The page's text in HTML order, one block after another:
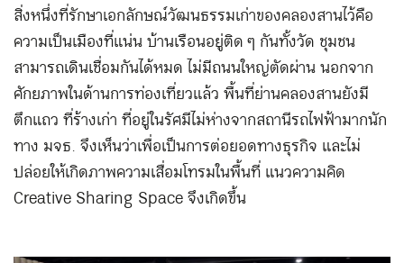
สิ่งหนึ่งที่รักษาเอกลักษณ์วัฒนธรรมเก่าของคลองสานไว้คือ
ความเป็นเมืองที่แน่น บ้านเรือนอยู่ติด ๆ กันทั้งวัด ชุมชน
สามารถเดินเชื่อมกันได้หมด ไม่มีถนนใหญ่ตัดผ่าน นอกจาก
ศักยภาพในด้านการท่องเที่ยวแล้ว พื้นที่ย่านคลองสานยังมี
ตึกแถว ที่ร้างเก่า ที่อยู่ในรัศมีไม่ห่างจากสถานีรถไฟฟ้ามากนัก
ทาง มจธ. จึงเห็นว่าเพื่อเป็นการต่อยอดทางธุรกิจ และไม่
ปล่อยให้เกิดภาพความเสื่อมโทรมในพื้นที่ แนวความคิด
Creative Sharing Space จึงเกิดขึ้น